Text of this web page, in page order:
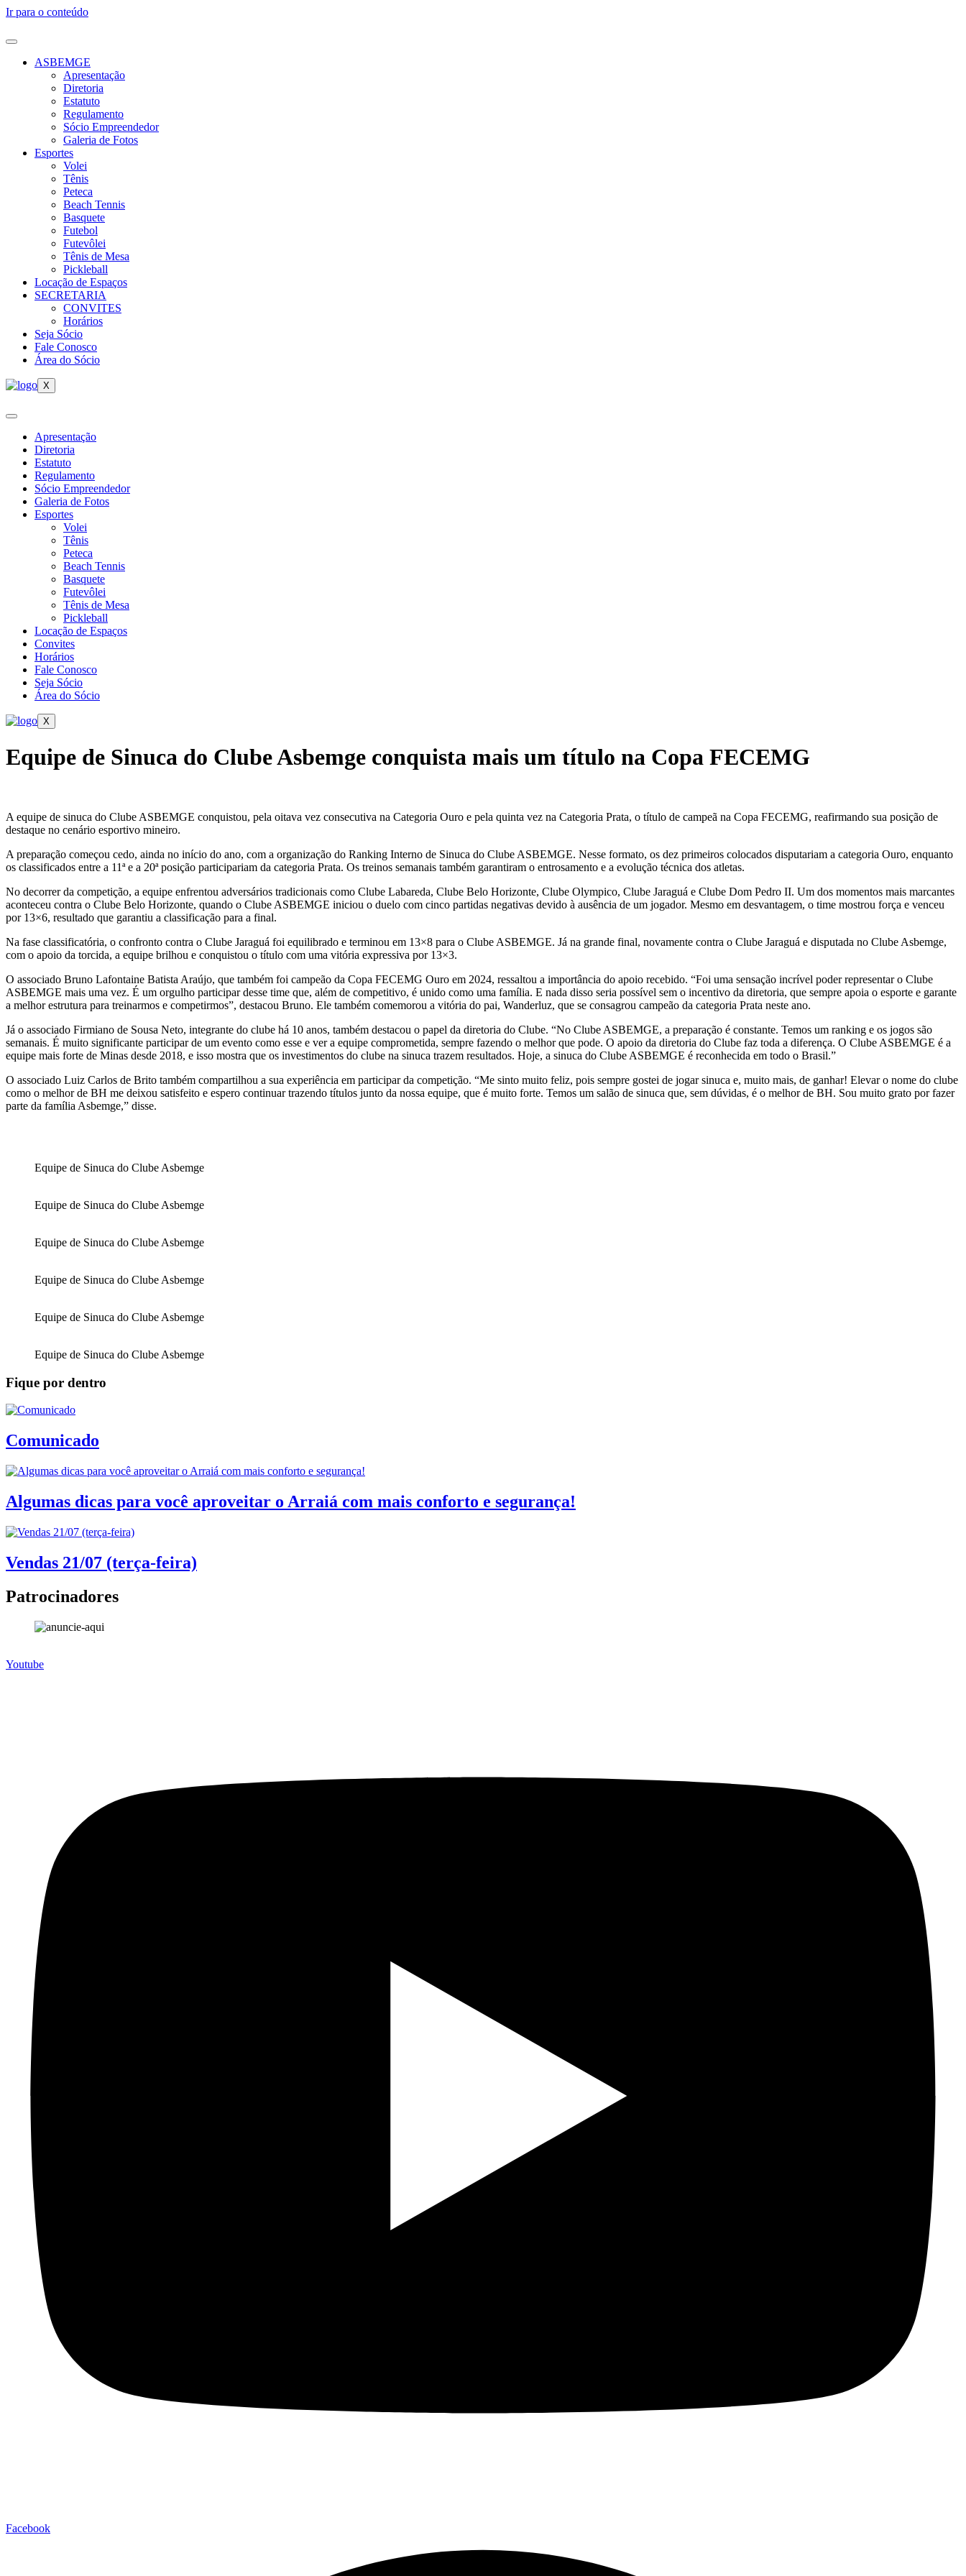
Ir para o conteúdo
ASBEMGE
Apresentação
Diretoria
Estatuto
Regulamento
Sócio Empreendedor
Galeria de Fotos
Esportes
Volei
Tênis
Peteca
Beach Tennis
Basquete
Futebol
Futevôlei
Tênis de Mesa
Pickleball
Locação de Espaços
SECRETARIA
CONVITES
Horários
Seja Sócio
Fale Conosco
Área do Sócio
X
Apresentação
Diretoria
Estatuto
Regulamento
Sócio Empreendedor
Galeria de Fotos
Esportes
Volei
Tênis
Peteca
Beach Tennis
Basquete
Futevôlei
Tênis de Mesa
Pickleball
Locação de Espaços
Convites
Horários
Fale Conosco
Seja Sócio
Área do Sócio
X
Equipe de Sinuca do Clube Asbemge conquista mais um título na Copa FECEMG
A equipe de sinuca do Clube ASBEMGE conquistou, pela oitava vez consecutiva na Categoria Ouro e pela quinta vez na Categoria Prata, o título de campeã na Copa FECEMG, reafirmando sua posição de
destaque no cenário esportivo mineiro.
A preparação começou cedo, ainda no início do ano, com a organização do Ranking Interno de Sinuca do Clube ASBEMGE. Nesse formato, os dez primeiros colocados disputariam a categoria Ouro, enquanto
os classificados entre a 11ª e a 20ª posição participariam da categoria Prata. Os treinos semanais também garantiram o entrosamento e a evolução técnica dos atletas.
No decorrer da competição, a equipe enfrentou adversários tradicionais como Clube Labareda, Clube Belo Horizonte, Clube Olympico, Clube Jaraguá e Clube Dom Pedro II. Um dos momentos mais marcantes
aconteceu contra o Clube Belo Horizonte, quando o Clube ASBEMGE iniciou o duelo com cinco partidas negativas devido à ausência de um jogador. Mesmo em desvantagem, o time mostrou força e venceu
por 13×6, resultado que garantiu a classificação para a final.
Na fase classificatória, o confronto contra o Clube Jaraguá foi equilibrado e terminou em 13×8 para o Clube ASBEMGE. Já na grande final, novamente contra o Clube Jaraguá e disputada no Clube Asbemge,
com o apoio da torcida, a equipe brilhou e conquistou o título com uma vitória expressiva por 13×3.
O associado Bruno Lafontaine Batista Araújo, que também foi campeão da Copa FECEMG Ouro em 2024, ressaltou a importância do apoio recebido. “Foi uma sensação incrível poder representar o Clube
ASBEMGE mais uma vez. É um orgulho participar desse time que, além de competitivo, é unido como uma família. E nada disso seria possível sem o incentivo da diretoria, que sempre apoia o esporte e garante
a melhor estrutura para treinarmos e competirmos”, destacou Bruno. Ele também comemorou a vitória do pai, Wanderluz, que se consagrou campeão da categoria Prata neste ano.
Já o associado Firmiano de Sousa Neto, integrante do clube há 10 anos, também destacou o papel da diretoria do Clube. “No Clube ASBEMGE, a preparação é constante. Temos um ranking e os jogos são
semanais. É muito significante participar de um evento como esse e ver a equipe comprometida, sempre fazendo o melhor que pode. O apoio da diretoria do Clube faz toda a diferença. O Clube ASBEMGE é a
equipe mais forte de Minas desde 2018, e isso mostra que os investimentos do clube na sinuca trazem resultados. Hoje, a sinuca do Clube ASBEMGE é reconhecida em todo o Brasil.”
O associado Luiz Carlos de Brito também compartilhou a sua experiência em participar da competição. “Me sinto muito feliz, pois sempre gostei de jogar sinuca e, muito mais, de ganhar! Elevar o nome do clube
como o melhor de BH me deixou satisfeito e espero continuar trazendo títulos junto da nossa equipe, que é muito forte. Temos um salão de sinuca que, sem dúvidas, é o melhor de BH. Sou muito grato por fazer
parte da família Asbemge,” disse.
Equipe de Sinuca do Clube Asbemge
Equipe de Sinuca do Clube Asbemge
Equipe de Sinuca do Clube Asbemge
Equipe de Sinuca do Clube Asbemge
Equipe de Sinuca do Clube Asbemge
Equipe de Sinuca do Clube Asbemge
Fique por dentro
Comunicado
Algumas dicas para você aproveitar o Arraiá com mais conforto e segurança!
Vendas 21/07 (terça-feira)
Patrocinadores
Youtube
Facebook